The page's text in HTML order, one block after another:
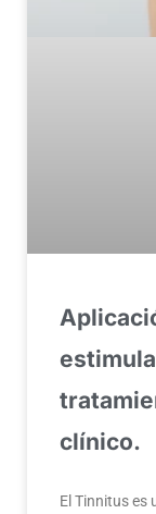
clínico.
El Tinnitus es